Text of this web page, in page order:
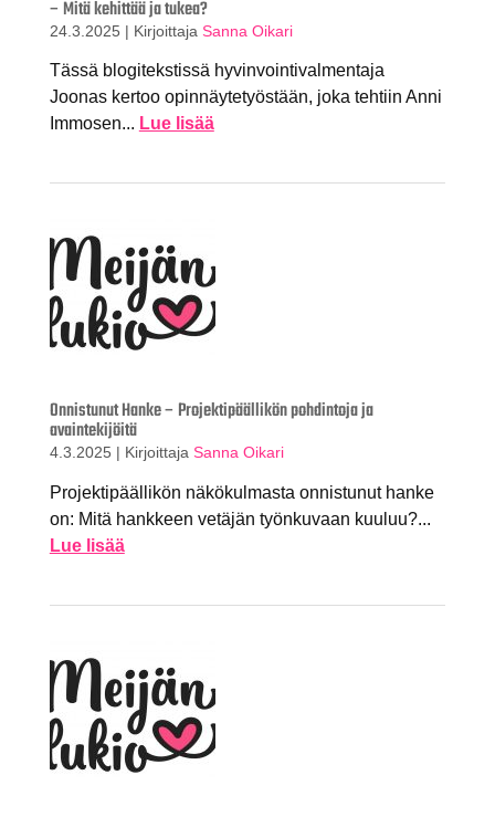
– Mitä kehittää ja tukea?
24.3.2025 | Kirjoittaja Sanna Oikari
Tässä blogitekstissä hyvinvointivalmentaja
Joonas kertoo opinnäytetyöstään, joka tehtiin Anni
Immosen... Lue lisää
Onnistunut Hanke – Projektipäällikön pohdintoja ja
avaintekijöitä
4.3.2025 | Kirjoittaja Sanna Oikari
Projektipäällikön näkökulmasta onnistunut hanke
on: Mitä hankkeen vetäjän työnkuvaan kuuluu?...
Lue lisää